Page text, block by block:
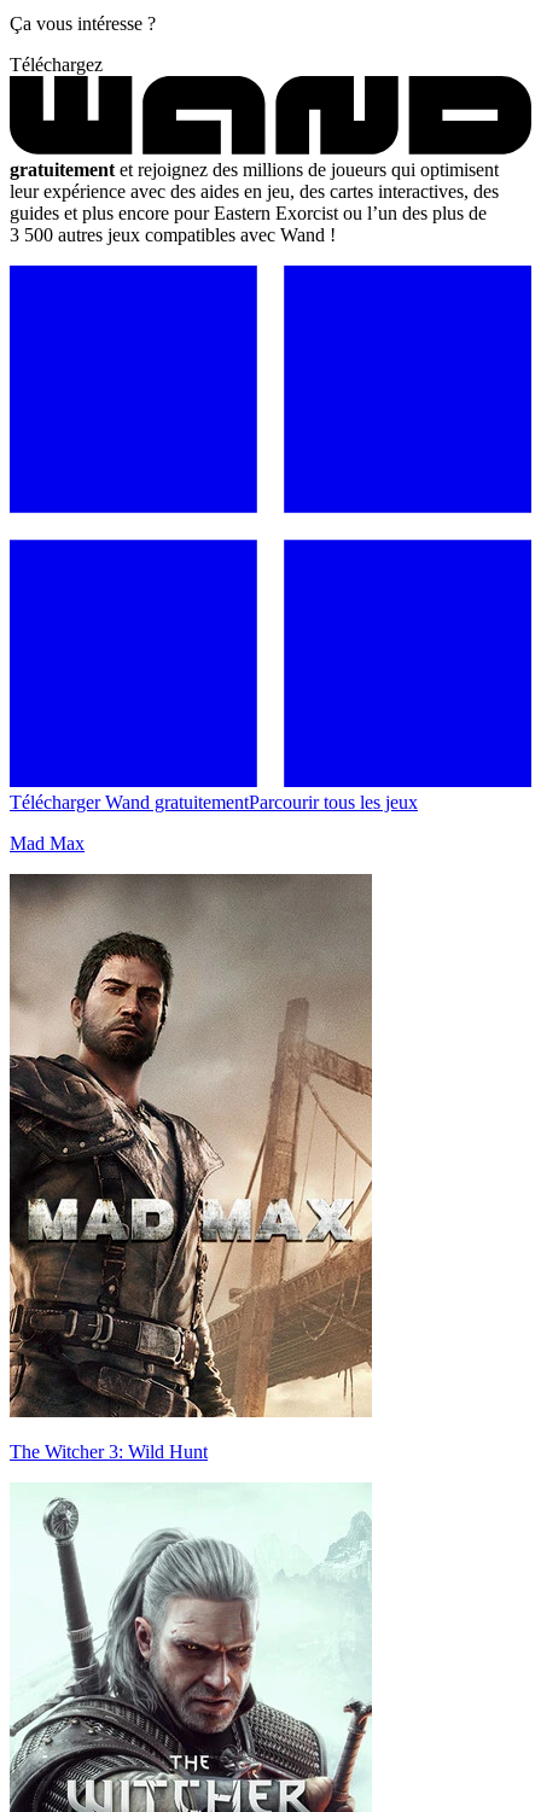
Ça vous intéresse ?
Téléchargez
gratuitement et rejoignez des millions de joueurs qui optimisent
leur expérience avec des aides en jeu, des cartes interactives, des
guides et plus encore pour Eastern Exorcist ou l’un des plus de
3 500 autres jeux compatibles avec Wand !
Télécharger Wand gratuitementParcourir tous les jeux
Mad Max
The Witcher 3: Wild Hunt